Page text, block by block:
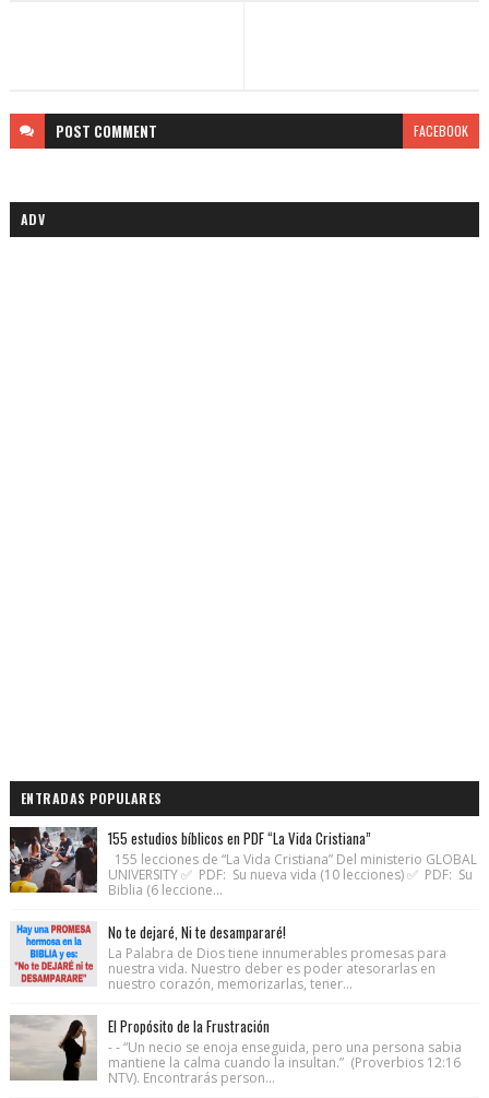
POST COMMENT FACEBOOK
ADV
ENTRADAS POPULARES
155 estudios bíblicos en PDF “La Vida Cristiana”
155 lecciones de “La Vida Cristiana” Del ministerio GLOBAL
UNIVERSITY ✅ PDF: Su nueva vida (10 lecciones) ✅ PDF: Su
Biblia (6 leccione...
No te dejaré, Ni te desampararé!
La Palabra de Dios tiene innumerables promesas para
nuestra vida. Nuestro deber es poder atesorarlas en
nuestro corazón, memorizarlas, tener...
El Propósito de la Frustración
- - “Un necio se enoja enseguida, pero una persona sabia
mantiene la calma cuando la insultan.” (Proverbios 12:16
NTV). Encontrarás person...